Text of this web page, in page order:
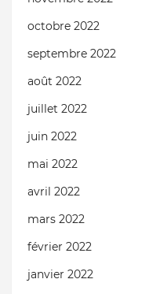
octobre 2022
septembre 2022
août 2022
juillet 2022
juin 2022
mai 2022
avril 2022
mars 2022
février 2022
janvier 2022